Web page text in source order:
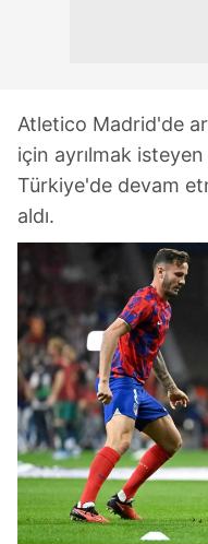
Atletico Madrid'de
için ayrılmak
Türkiye'de devam
aldı.